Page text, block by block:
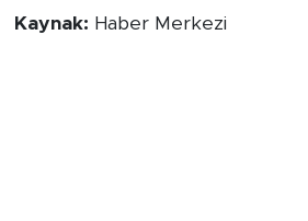
Kaynak: Haber Merkezi